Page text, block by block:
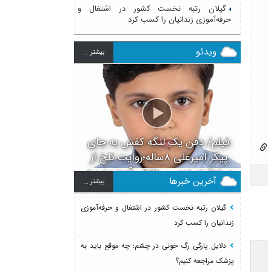
گیلان رتبه نخست کشور در اشتغال و
حرفه‌آموزی زندانیان را کسب کرد
ویدئو بيشتر ...
فیلم/ دفن یک لنگه کفش به جای
پیکر امیرعلی ۸ساله؛روایت تلخ از
سرنوشت دومین دانش آموز مدرسه
میناب بعد از ماکان
آخرین خبرها بيشتر ...
گیلان رتبه نخست کشور در اشتغال و حرفه‌آموزی
زندانیان را کسب کرد
دلایل پارگی رگ خونی در چشم؛ چه موقع باید به
پزشک مراجعه کنیم؟